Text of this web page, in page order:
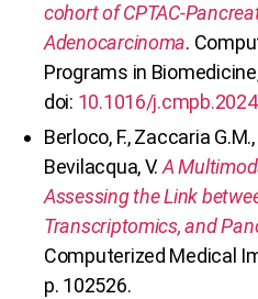
cohort of CPTAC-
Adenocarcinoma.
Programs in
doi: 10.1016/
Berloco, F., Zaccaria
Bevilacqua, V.A
Assessing the Link
Transcriptomics, and
Computerized Medical
p. 102526.